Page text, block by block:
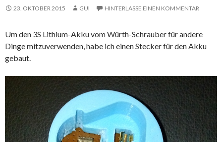
23. OKTOBER 2015 GUI HINTERLASSE EINEN KOMMENTAR
Um den 3S Lithium-Akku vom Würth-Schrauber für andere
Dinge mitzuverwenden, habe ich einen Stecker für den Akku
gebaut.